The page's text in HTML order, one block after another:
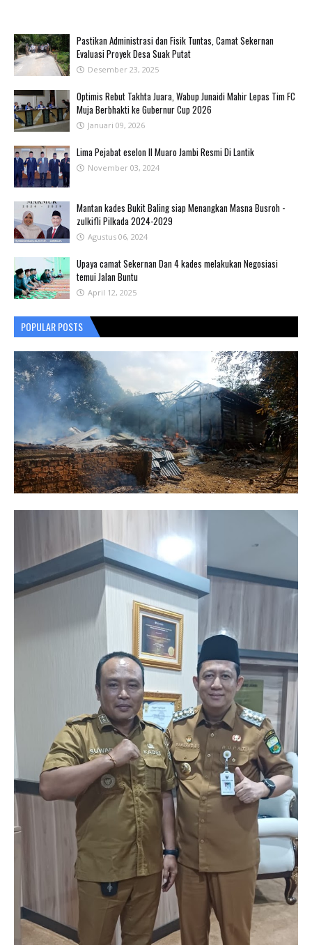
Pastikan Administrasi dan Fisik Tuntas, Camat Sekernan
Evaluasi Proyek Desa Suak Putat
Desember 23, 2025
Optimis Rebut Takhta Juara, Wabup Junaidi Mahir Lepas Tim FC
Muja Berbhakti ke Gubernur Cup 2026
Januari 09, 2026
Lima Pejabat eselon II Muaro Jambi Resmi Di Lantik
November 03, 2024
Mantan kades Bukit Baling siap Menangkan Masna Busroh -
zulkifli Pilkada 2024-2029
Agustus 06, 2024
Upaya camat Sekernan Dan 4 kades melakukan Negosiasi
temui Jalan Buntu
April 12, 2025
POPULAR POSTS